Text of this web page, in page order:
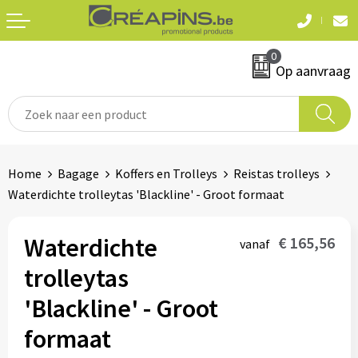
0
Op aanvraag
T-shirts
Sweaters en hoodies
Jassen
Badtextiel & douche
Automerken
Eten & drinken
Snoepgoed
Waterflesjes
Schrijf & papierwaren
Home Bagage Koffers en Trolleys
Reistas trolleys
Waterdichte trolleytas 'Blackline' - Groot formaat
Waterdichte
trolleytas
'Blackline' - Groot
formaat
vanaf € 165,56